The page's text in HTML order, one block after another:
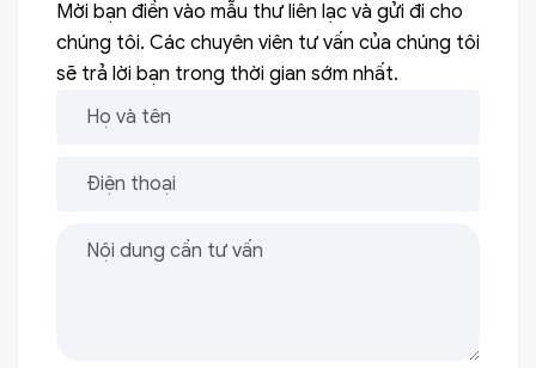
Mời bạn điền vào mẫu thư liên lạc và gửi đi cho
chúng tôi. Các chuyên viên tư vấn của chúng tôi
sẽ trả lời bạn trong thời gian sớm nhất.